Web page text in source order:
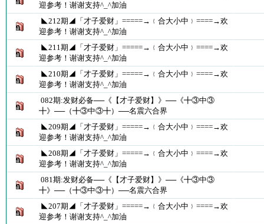
迎参考！谢谢支持^_^加油
◣212期◢「才子爱财」=====→﹛合大小中﹜====→欢
迎参考！谢谢支持^_^加油
◣211期◢「才子爱财」=====→﹛合大小中﹜====→欢
迎参考！谢谢支持^_^加油
◣210期◢「才子爱财」=====→﹛合大小中﹜====→欢
迎参考！谢谢支持^_^加油
082期:发财必备──《【才子爱财】》──《╋③中③
╋》──（╋③中③╋）──名震六合界
◣209期◢「才子爱财」=====→﹛合大小中﹜====→欢
迎参考！谢谢支持^_^加油
◣208期◢「才子爱财」=====→﹛合大小中﹜====→欢
迎参考！谢谢支持^_^加油
081期:发财必备──《【才子爱财】》──《╋③中③
╋》──（╋③中③╋）──名震六合界
◣207期◢「才子爱财」=====→﹛合大小中﹜====→欢
迎参考！谢谢支持^_^加油